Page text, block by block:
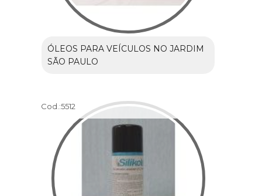
ÓLEOS PARA VEÍCULOS NO JARDIM
SÃO PAULO
Cod.:5512